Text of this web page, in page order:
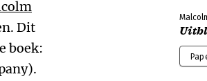
Dit
boek: